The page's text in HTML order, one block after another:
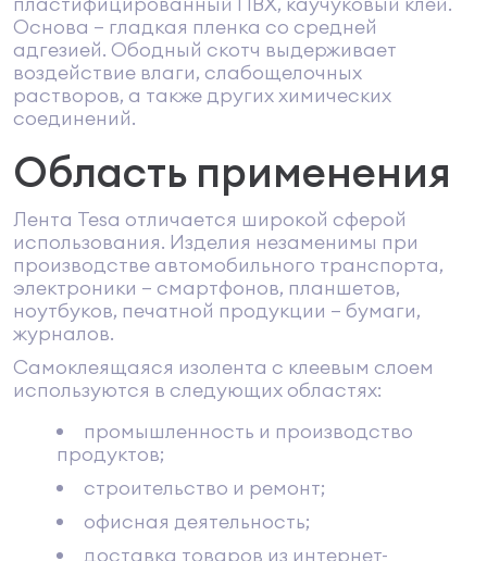
Основа – гладкая пленка со средней
адгезией. Ободный скотч выдерживает
воздействие влаги, слабощелочных
растворов, а также других химических
соединений.
Область применения
Лента Tesa отличается широкой сферой
использования. Изделия незаменимы при
производстве автомобильного транспорта,
электроники – смартфонов, планшетов,
ноутбуков, печатной продукции – бумаги,
журналов.
Самоклеящаяся изолента с клеевым слоем
используются в следующих областях:
промышленность и производство
продуктов;
строительство и ремонт;
офисная деятельность;
доставка товаров из интернет-